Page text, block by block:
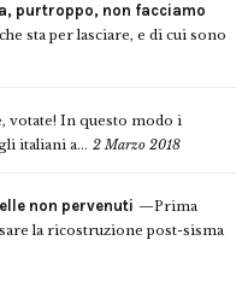
purtroppo, non facciamo
sta per lasciare, e di cui sono
votate! In questo modo i
italiani a... 2 Marzo 2018
non pervenuti
Prima
la ricostruzione post-sisma